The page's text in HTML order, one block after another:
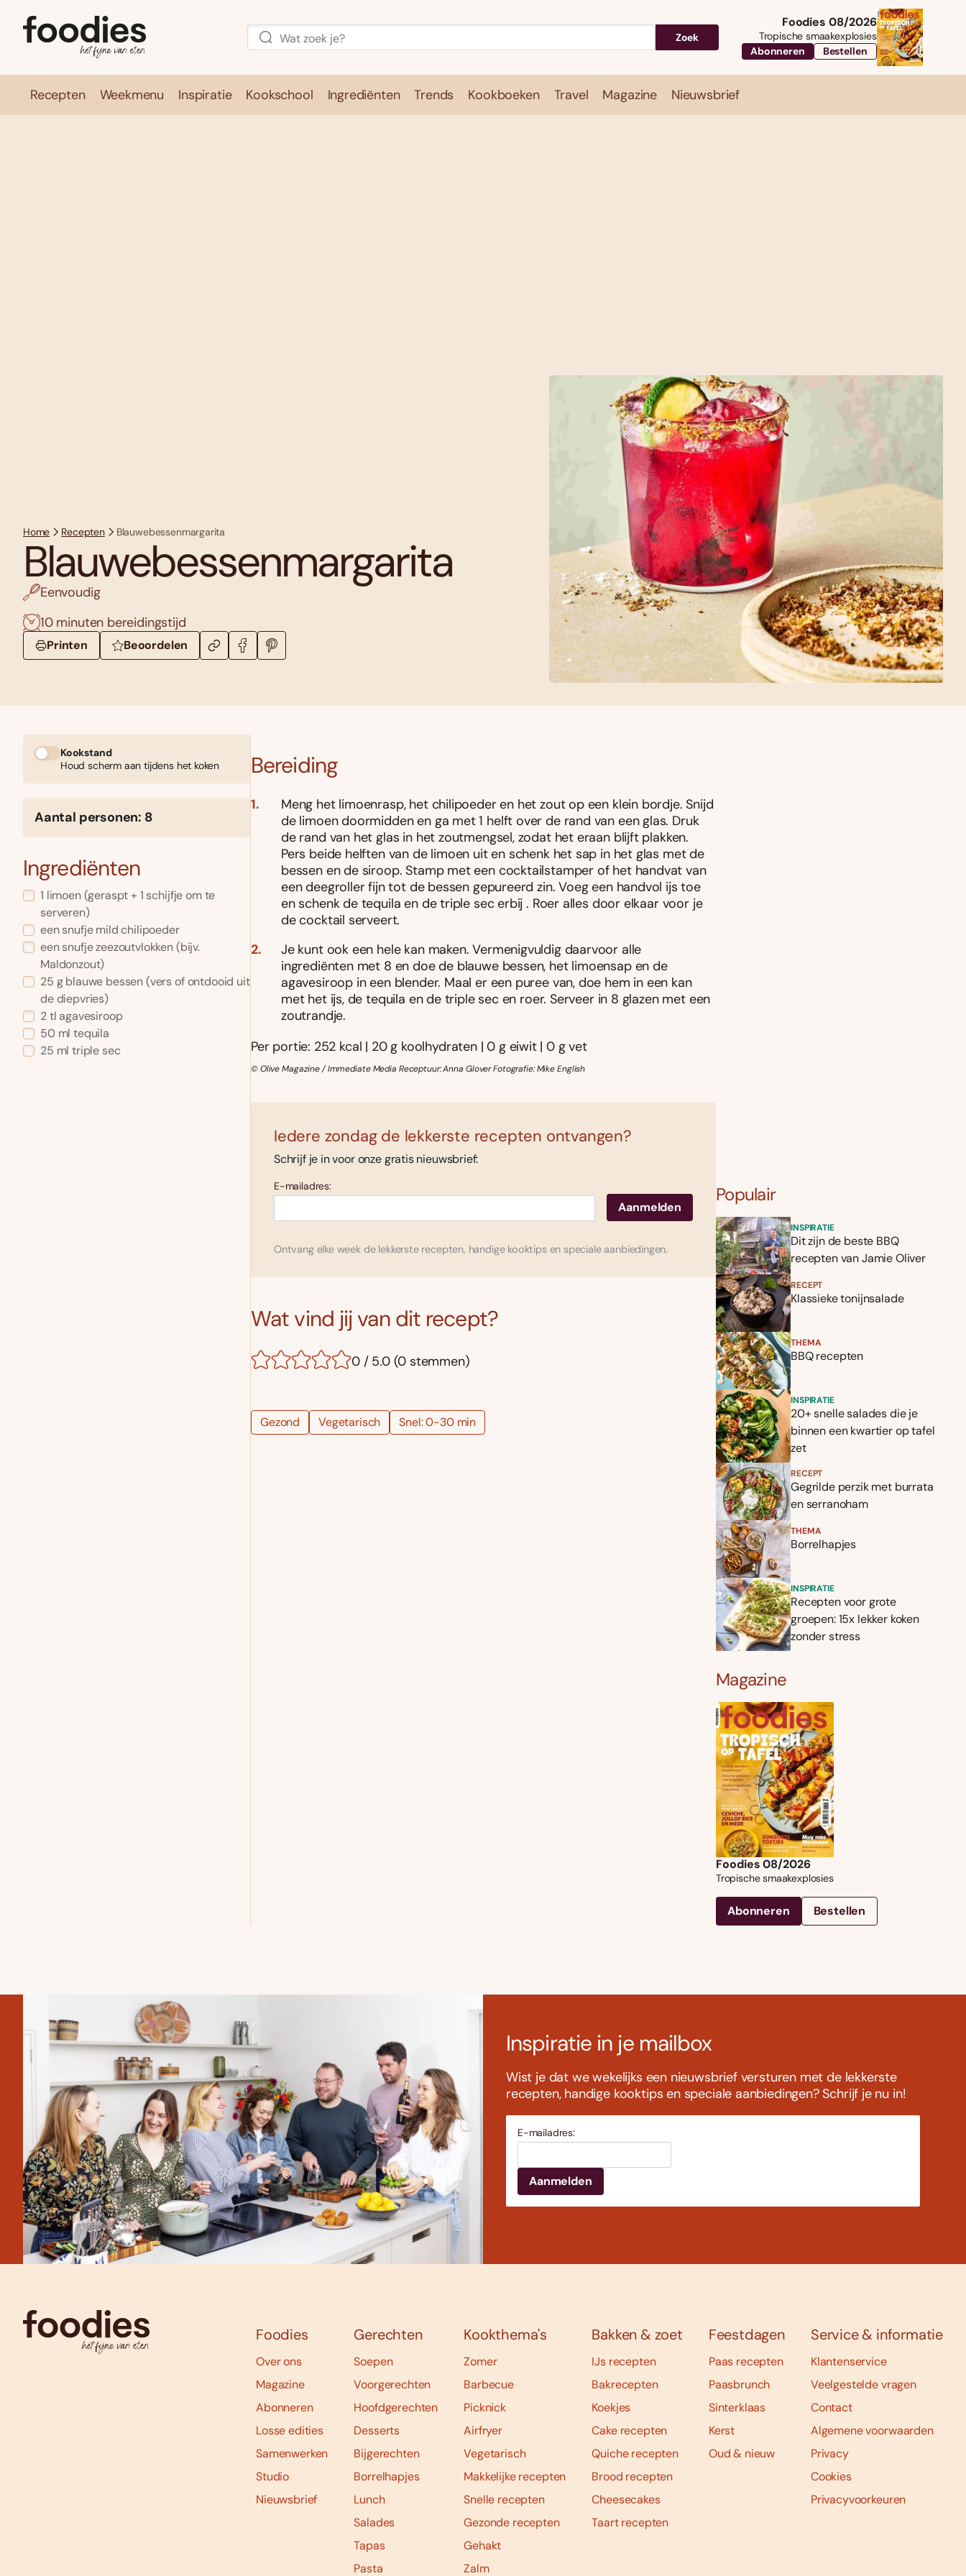
Zoek
Foodies 08/2026
Tropische smaakexplosies
Abonneren
Bestellen
Recepten Weekmenu Inspiratie Kookschool Ingrediënten Trends Kookboeken Travel Magazine Nieuwsbrief
Home Recepten Blauwebessenmargarita
Blauwebessenmargarita
Eenvoudig
10 minuten bereidingstijd
Printen Beoordelen
Kookstand
Houd scherm aan tijdens het koken
Aantal personen: 8
Ingrediënten
1 limoen (geraspt + 1 schijfje om te
serveren)
een snufje mild chilipoeder
een snufje zeezoutvlokken (bijv.
Maldonzout)
25 g blauwe bessen (vers of ontdooid uit
de diepvries)
2 tl agavesiroop
50 ml tequila
25 ml triple sec
Bereiding
Meng het limoenrasp, het chilipoeder en het zout op een klein bordje. Snijd
de limoen doormidden en ga met 1 helft over de rand van een glas. Druk
de rand van het glas in het zoutmengsel, zodat het eraan blijft plakken.
Pers beide helften van de limoen uit en schenk het sap in het glas met de
bessen en de siroop. Stamp met een cocktailstamper of het handvat van
een deegroller fijn tot de bessen gepureerd zin. Voeg een handvol ijs toe
en schenk de tequila en de triple sec erbij . Roer alles door elkaar voor je
de cocktail serveert.
Je kunt ook een hele kan maken. Vermenigvuldig daarvoor alle
ingrediënten met 8 en doe de blauwe bessen, het limoensap en de
agavesiroop in een blender. Maal er een puree van, doe hem in een kan
met het ijs, de tequila en de triple sec en roer. Serveer in 8 glazen met een
zoutrandje.
Per portie: 252 kcal | 20 g koolhydraten | 0 g eiwit | 0 g vet
© Olive Magazine / Immediate Media Receptuur: Anna Glover Fotografie: Mike English
Iedere zondag de lekkerste recepten ontvangen?
Schrijf je in voor onze gratis nieuwsbrief:
E-mailadres:
Ontvang elke week de lekkerste recepten, handige kooktips en speciale aanbiedingen.
Wat vind jij van dit recept?
0 / 5.0 (0 stemmen)
Gezond Vegetarisch Snel: 0-30 min
Populair
INSPIRATIE
Dit zijn de beste BBQ
recepten van Jamie Oliver
RECEPT
Klassieke tonijnsalade
THEMA
BBQ recepten
INSPIRATIE
20+ snelle salades die je
binnen een kwartier op tafel
zet
RECEPT
Gegrilde perzik met burrata
en serranoham
THEMA
Borrelhapjes
INSPIRATIE
Recepten voor grote
groepen: 15x lekker koken
zonder stress
Magazine
Foodies 08/2026
Tropische smaakexplosies
Abonneren Bestellen
Inspiratie in je mailbox
Wist je dat we wekelijks een nieuwsbrief versturen met de lekkerste
recepten, handige kooktips en speciale aanbiedingen? Schrijf je nu in!
E-mailadres:
Foodies
Over ons
Magazine
Abonneren
Losse edities
Samenwerken
Studio
Nieuwsbrief
Gerechten
Soepen
Voorgerechten
Hoofdgerechten
Desserts
Bijgerechten
Borrelhapjes
Lunch
Salades
Tapas
Pasta
Kookthema's
Zomer
Barbecue
Picknick
Airfryer
Vegetarisch
Makkelijke recepten
Snelle recepten
Gezonde recepten
Gehakt
Zalm
Bakken & zoet
IJs recepten
Bakrecepten
Koekjes
Cake recepten
Quiche recepten
Brood recepten
Cheesecakes
Taart recepten
Feestdagen
Paas recepten
Paasbrunch
Sinterklaas
Kerst
Oud & nieuw
Service & informatie
Klantenservice
Veelgestelde vragen
Contact
Algemene voorwaarden
Privacy
Cookies
Privacyvoorkeuren